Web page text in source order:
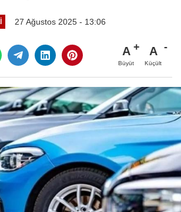
27 Ağustos 2025 - 13:06
A
Büyüt
A
Küçült